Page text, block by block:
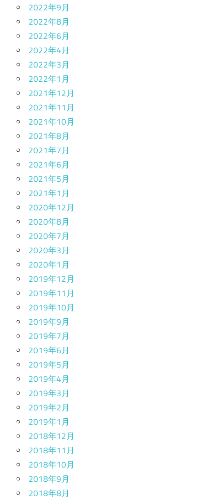
2022年9月
2022年8月
2022年6月
2022年4月
2022年3月
2022年1月
2021年12月
2021年11月
2021年10月
2021年8月
2021年7月
2021年6月
2021年5月
2021年1月
2020年12月
2020年8月
2020年7月
2020年3月
2020年1月
2019年12月
2019年11月
2019年10月
2019年9月
2019年7月
2019年6月
2019年5月
2019年4月
2019年3月
2019年2月
2019年1月
2018年12月
2018年11月
2018年10月
2018年9月
2018年8月